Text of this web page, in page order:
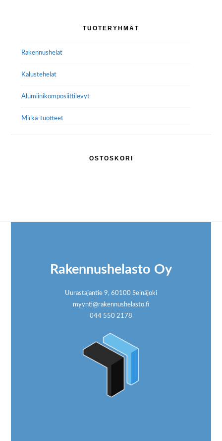
TUOTERYHMÄT
Rakennushelat
Kalustehelat
Alumiini­komposiitti­levyt
Mirka-tuotteet
OSTOSKORI
Rakennushelasto Oy
Uurastajantie 9, 60100 Seinäjoki
myynti@rakennushelasto.fi
044 550 2178